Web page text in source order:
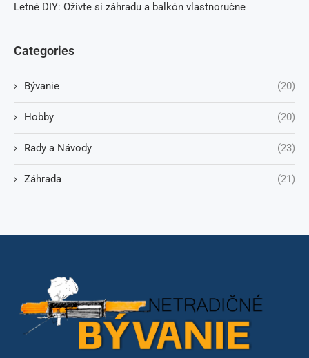
Letné DIY: Oživte si záhradu a balkón vlastnoručne
Categories
Bývanie (20)
Hobby (20)
Rady a Návody (23)
Záhrada (21)